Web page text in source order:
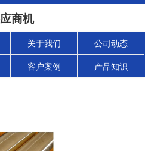
商机
关于我们 公司动态
客户案例 产品知识